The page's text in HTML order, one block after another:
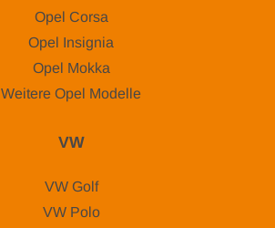
Opel Corsa
Opel Insignia
Opel Mokka
Weitere Opel Modelle
VW
VW Golf
VW Polo